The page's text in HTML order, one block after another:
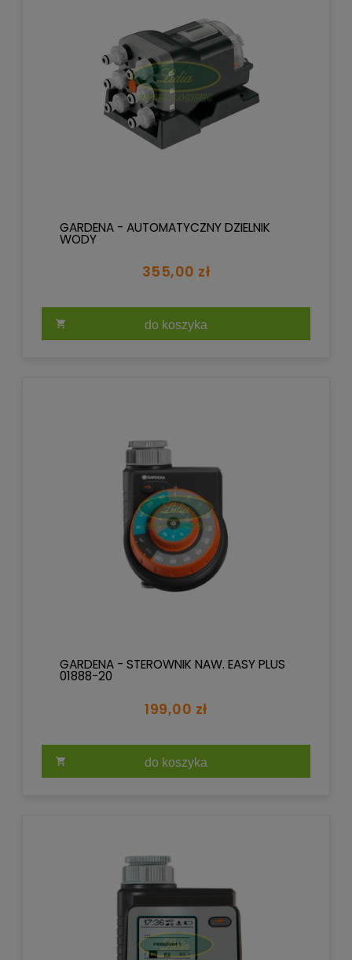
GARDENA - AUTOMATYCZNY DZIELNIK
WODY
355,00 zł
do koszyka
GARDENA - STEROWNIK NAW. EASY PLUS
01888-20
199,00 zł
do koszyka